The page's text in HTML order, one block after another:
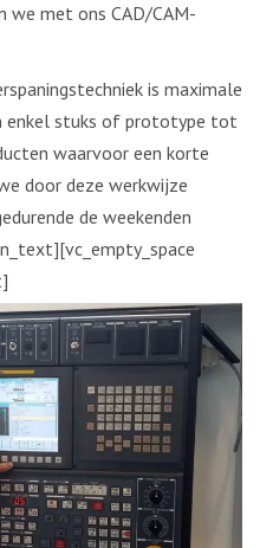
we met ons CAD/CAM-
is maximale
enkel stuks of prototype tot
waarvoor een korte
door deze werkwijze
de weekenden